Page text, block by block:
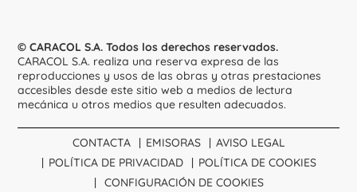
© CARACOL S.A. Todos los derechos reservados.
CARACOL S.A. realiza una reserva expresa de las
reproducciones y usos de las obras y otras prestaciones
accesibles desde este sitio web a medios de lectura
mecánica u otros medios que resulten adecuados.
CONTACTA EMISORAS
AVISO LEGAL
POLÍTICA DE PRIVACIDAD
POLÍTICA DE COOKIES
CONFIGURACIÓN DE COOKIES